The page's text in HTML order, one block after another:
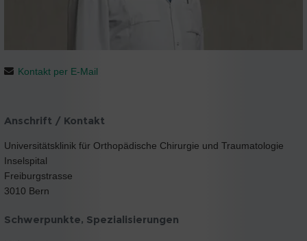
Kontakt per E-Mail
Anschrift / Kontakt
Universitätsklinik für Orthopädische Chirurgie und Traumatologie
Inselspital
Freiburgstrasse
3010 Bern
Schwerpunkte, Spezialisierungen